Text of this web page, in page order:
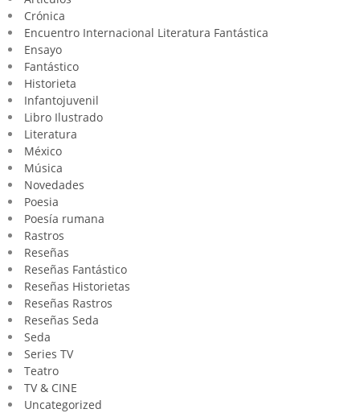
Crónica
Encuentro Internacional Literatura Fantástica
Ensayo
Fantástico
Historieta
Infantojuvenil
Libro Ilustrado
Literatura
México
Música
Novedades
Poesia
Poesía rumana
Rastros
Reseñas
Reseñas Fantástico
Reseñas Historietas
Reseñas Rastros
Reseñas Seda
Seda
Series TV
Teatro
TV & CINE
Uncategorized